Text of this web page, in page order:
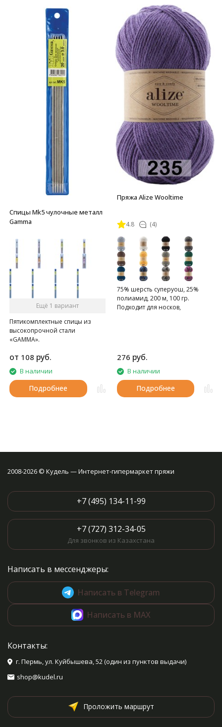
Спицы Mk5 чулочные металл
Gamma
Ещё 1 вариант
Пятикомплектные спицы из
высокопрочной стали
«GAMMA».
от 108 руб.
В наличии
Подробнее
Пряжа Alize Wooltime
4.8 (4)
75% шерсть суперуош, 25%
полиамид, 200 м, 100 гр.
Подходит для носков,
276 руб.
В наличии
Подробнее
2008-2026 © Кудель — Интернет-гипермаркет пряжи
+7 (495) 134-11-99
+7 (727) 312-34-05
Для звонков из Казахстана
Написать в мессенджеры:
Написать в Telegram
Написать в MAX
Контакты:
г. Пермь, ул. Куйбышева, 52 (один из пунктов выдачи)
shop@kudel.ru
Проложить маршрут